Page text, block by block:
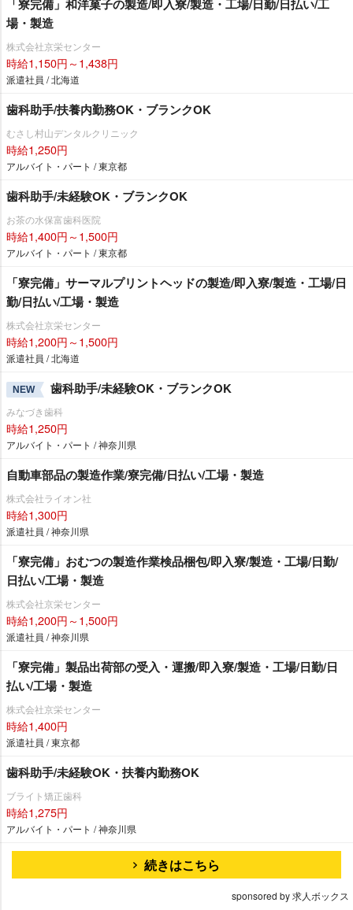
「寮完備」和洋菓子の製造/即入寮/製造・工場/日勤/日払い/工
場・製造
株式会社京栄センター
時給1,150円～1,438円
派遣社員 / 北海道
歯科助手/扶養内勤務OK・ブランクOK
むさし村山デンタルクリニック
時給1,250円
アルバイト・パート / 東京都
歯科助手/未経験OK・ブランクOK
お茶の水保富歯科医院
時給1,400円～1,500円
アルバイト・パート / 東京都
「寮完備」サーマルプリントヘッドの製造/即入寮/製造・工場/日
勤/日払い/工場・製造
株式会社京栄センター
時給1,200円～1,500円
派遣社員 / 北海道
NEW 歯科助手/未経験OK・ブランクOK
みなづき歯科
時給1,250円
アルバイト・パート / 神奈川県
自動車部品の製造作業/寮完備/日払い/工場・製造
株式会社ライオン社
時給1,300円
派遣社員 / 神奈川県
「寮完備」おむつの製造作業検品梱包/即入寮/製造・工場/日勤/
日払い/工場・製造
株式会社京栄センター
時給1,200円～1,500円
派遣社員 / 神奈川県
「寮完備」製品出荷部の受入・運搬/即入寮/製造・工場/日勤/日
払い/工場・製造
株式会社京栄センター
時給1,400円
派遣社員 / 東京都
歯科助手/未経験OK・扶養内勤務OK
ブライト矯正歯科
時給1,275円
アルバイト・パート / 神奈川県
続きはこちら
sponsored by 求人ボックス